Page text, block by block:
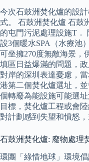
今次石鼓洲焚化爐的設
式。 石鼓洲焚化爐 石鼓
的屯門污泥處理設施T．
設3個暖水SPA（水療池
可坐擁270度無敵海景，
填區日益爆滿的問題，
對岸的深圳表達憂慮，
港第二個焚化爐選址，
個轉廢為能設施可能選
目標，焚化爐工程或會
對計劃感到失望和憤怒，
石鼓洲焚化爐: 廢物處理
環團「綠惜地球」環境